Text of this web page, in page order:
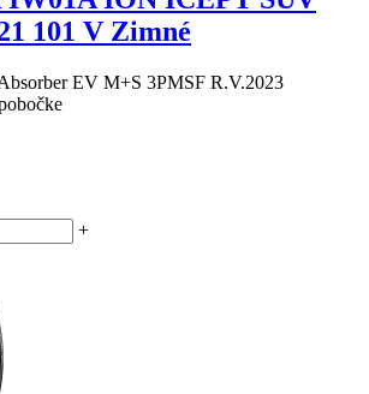
101 V Zimné
EV M+S 3PMSF R.V.2023
+